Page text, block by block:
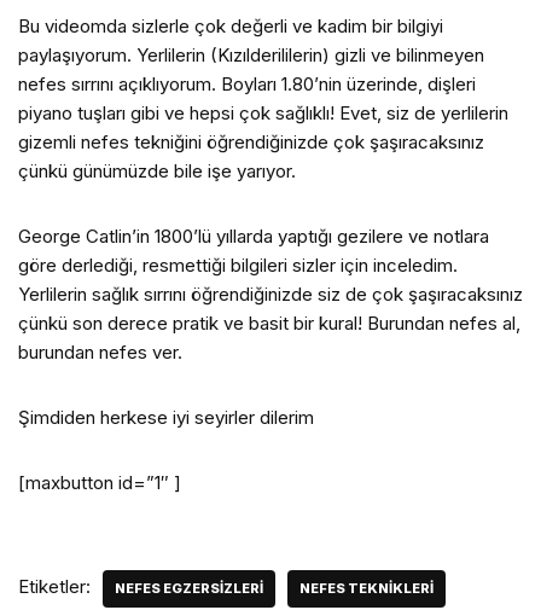
Bu videomda sizlerle çok değerli ve kadim bir bilgiyi
paylaşıyorum. Yerlilerin (Kızılderililerin) gizli ve bilinmeyen
nefes sırrını açıklıyorum. Boyları 1.80’nin üzerinde, dişleri
piyano tuşları gibi ve hepsi çok sağlıklı! Evet, siz de yerlilerin
gizemli nefes tekniğini öğrendiğinizde çok şaşıracaksınız
çünkü günümüzde bile işe yarıyor.
George Catlin’in 1800’lü yıllarda yaptığı gezilere ve notlara
göre derlediği, resmettiği bilgileri sizler için inceledim.
Yerlilerin sağlık sırrını öğrendiğinizde siz de çok şaşıracaksınız
çünkü son derece pratik ve basit bir kural! Burundan nefes al,
burundan nefes ver.
Şimdiden herkese iyi seyirler dilerim
[maxbutton id=”1″ ]
Etiketler: NEFES EGZERSIZLERI NEFES TEKNIKLERI